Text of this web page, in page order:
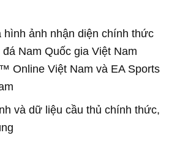
hình ảnh nhận diện chính thức
Nam Quốc gia Việt Nam
Online Việt Nam và EA Sports
và dữ liệu cầu thủ chính thức,